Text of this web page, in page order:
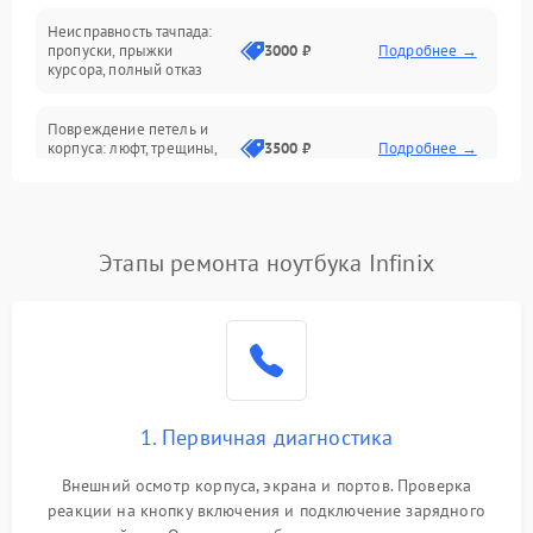
Сеть и интернет
Неисправность тачпада:
пропуски, прыжки
курсора, полный отказ
3000 ₽ Подробнее →
Повреждение петель и
корпуса: люфт, трещины,
3500 ₽ Подробнее →
невозможность зарядки,
2500 ₽ Подробнее →
2000 ₽
Перегрев из‑за пыли,
неисправности кулера
Этапы ремонта ноутбука Infinix
1. Первичная диагностика
Внешний осмотр корпуса, экрана и портов. Проверка
реакции на кнопку включения и подключение зарядного